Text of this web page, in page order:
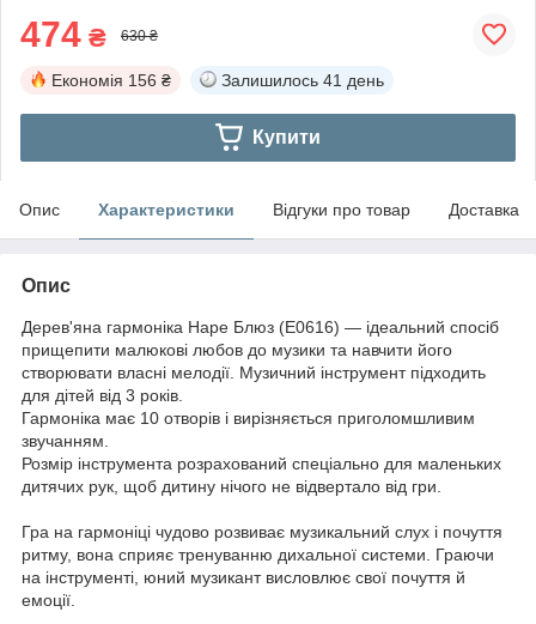
474 ₴ 630 ₴
Економія 156 ₴ Залишилось 41 день
Купити
Опис Характеристики Відгуки про товар Доставка
Опис
Дерев'яна гармоніка Hape Блюз (E0616) — ідеальний спосіб
прищепити малюкові любов до музики та навчити його
створювати власні мелодії. Музичний інструмент підходить
для дітей від 3 років.
Гармоніка має 10 отворів і вирізняється приголомшливим
звучанням.
Розмір інструмента розрахований спеціально для маленьких
дитячих рук, щоб дитину нічого не відвертало від гри.
Гра на гармоніці чудово розвиває музикальний слух і почуття
ритму, вона сприяє тренуванню дихальної системи. Граючи
на інструменті, юний музикант висловлює свої почуття й
емоції.